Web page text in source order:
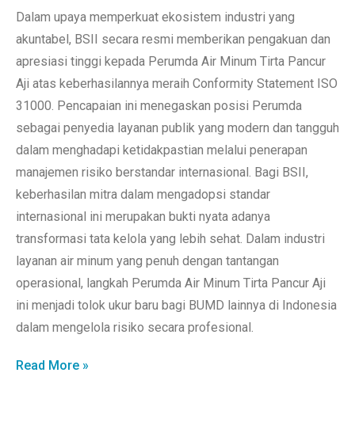
Dalam upaya memperkuat ekosistem industri yang
akuntabel, BSII secara resmi memberikan pengakuan dan
apresiasi tinggi kepada Perumda Air Minum Tirta Pancur
Aji atas keberhasilannya meraih Conformity Statement ISO
31000. Pencapaian ini menegaskan posisi Perumda
sebagai penyedia layanan publik yang modern dan tangguh
dalam menghadapi ketidakpastian melalui penerapan
manajemen risiko berstandar internasional. Bagi BSII,
keberhasilan mitra dalam mengadopsi standar
internasional ini merupakan bukti nyata adanya
transformasi tata kelola yang lebih sehat. Dalam industri
layanan air minum yang penuh dengan tantangan
operasional, langkah Perumda Air Minum Tirta Pancur Aji
ini menjadi tolok ukur baru bagi BUMD lainnya di Indonesia
dalam mengelola risiko secara profesional.
Read More »